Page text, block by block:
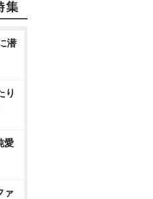
潜
り
愛
ァ